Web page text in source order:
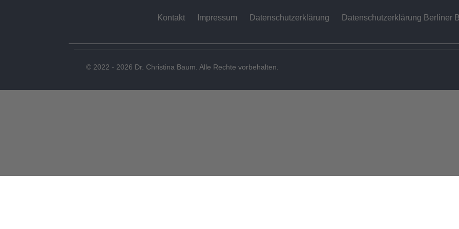
Kontakt Impressum Datenschutzerklärung Datenschutzerklärung Berliner
© 2022 - 2026 Dr. Christina Baum. Alle Rechte vorbehalten.